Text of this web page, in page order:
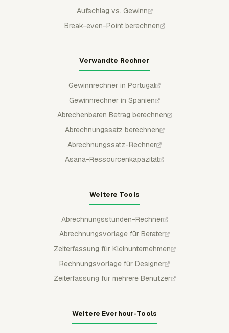
Aufschlag vs. Gewinn
Break-even-Point berechnen
Verwandte Rechner
Gewinnrechner in Portugal
Gewinnrechner in Spanien
Abrechenbaren Betrag berechnen
Abrechnungssatz berechnen
Abrechnungssatz-Rechner
Asana-Ressourcenkapazität
Weitere Tools
Abrechnungsstunden-Rechner
Abrechnungsvorlage für Berater
Zeiterfassung für Kleinunternehmen
Rechnungsvorlage für Designer
Zeiterfassung für mehrere Benutzer
Weitere Everhour-Tools